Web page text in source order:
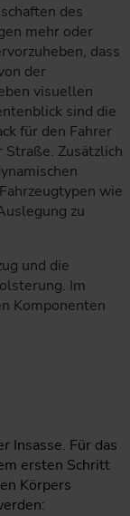
des
mehr oder
dass
der
visuellen
sind die
für den Fahrer
Straße. Zusätzlich
wie
zu
und die
Im
Komponenten
Insasse. Für das
ersten Schritt
Körpers